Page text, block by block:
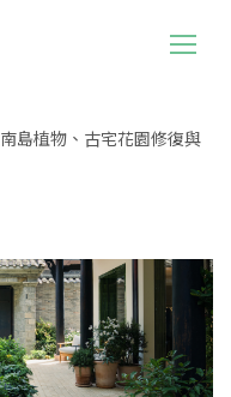
島植物、古宅花園修復與